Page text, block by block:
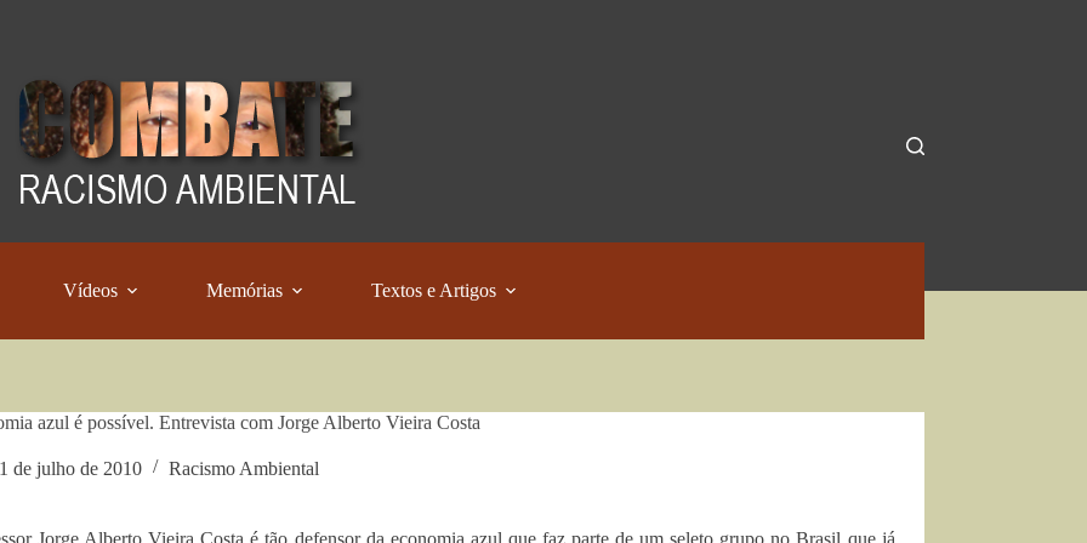
Vídeos Memórias Textos e Artigos
azul é possível. Entrevista com Jorge Alberto Vieira Costa
de julho de 2010 Racismo Ambiental
Jorge Alberto Vieira Costa é tão defensor da economia azul que faz parte de um seleto grupo no Brasil que já